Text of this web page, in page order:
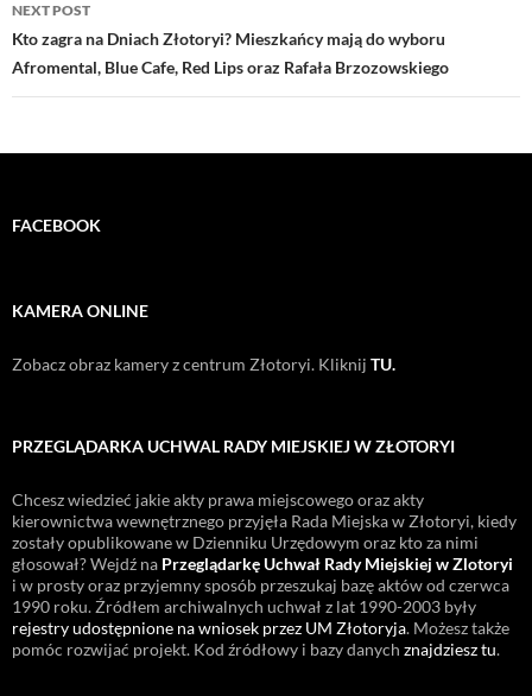
NEXT POST
Kto zagra na Dniach Złotoryi? Mieszkańcy mają do wyboru
Afromental, Blue Cafe, Red Lips oraz Rafała Brzozowskiego
FACEBOOK
KAMERA ONLINE
Zobacz obraz kamery z centrum Złotoryi. Kliknij TU.
PRZEGLĄDARKA UCHWAL RADY MIEJSKIEJ W ZŁOTORYI
Chcesz wiedzieć jakie akty prawa miejscowego oraz akty
kierownictwa wewnętrznego przyjęła Rada Miejska w Złotoryi, kiedy
zostały opublikowane w Dzienniku Urzędowym oraz kto za nimi
głosował? Wejdź na Przeglądarkę Uchwał Rady Miejskiej w Zlotoryi
i w prosty oraz przyjemny sposób przeszukaj bazę aktów od czerwca
1990 roku. Źródłem archiwalnych uchwał z lat 1990-2003 były
rejestry udostępnione na wniosek przez UM Złotoryja. Możesz także
pomóc rozwijać projekt. Kod źródłowy i bazy danych znajdziesz tu.